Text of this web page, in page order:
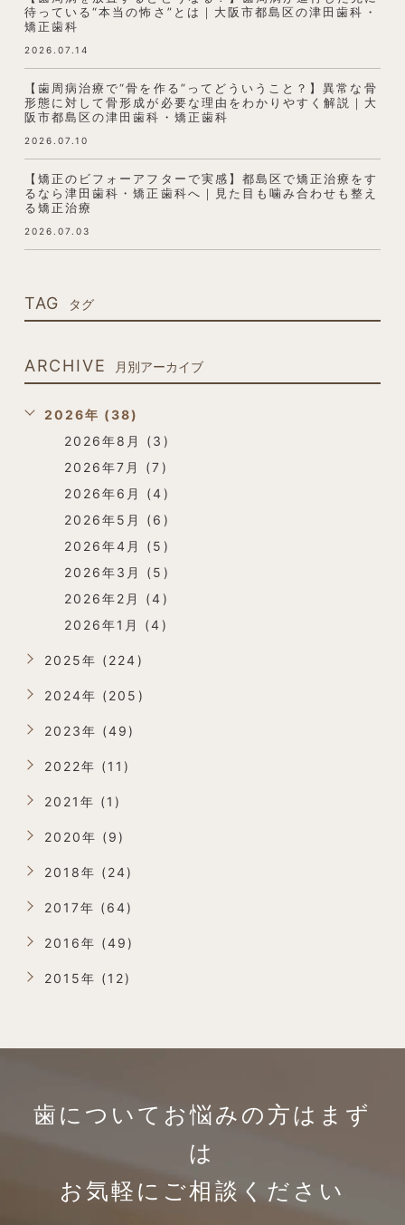
待っている“本当の怖さ”とは｜大阪市都島区の津田歯科・
矯正歯科
2026.07.14
【歯周病治療で“骨を作る”ってどういうこと？】異常な骨
形態に対して骨形成が必要な理由をわかりやすく解説｜大
阪市都島区の津田歯科・矯正歯科
2026.07.10
【矯正のビフォーアフターで実感】都島区で矯正治療をす
るなら津田歯科・矯正歯科へ｜見た目も噛み合わせも整え
る矯正治療
2026.07.03
TAG タグ
ARCHIVE 月別アーカイブ
2026年 (38)
2026年8月 (3)
2026年7月 (7)
2026年6月 (4)
2026年5月 (6)
2026年4月 (5)
2026年3月 (5)
2026年2月 (4)
2026年1月 (4)
2025年 (224)
2024年 (205)
2023年 (49)
2022年 (11)
2021年 (1)
2020年 (9)
2018年 (24)
2017年 (64)
2016年 (49)
2015年 (12)
歯についてお悩みの方は まず
は
お気軽にご相談ください